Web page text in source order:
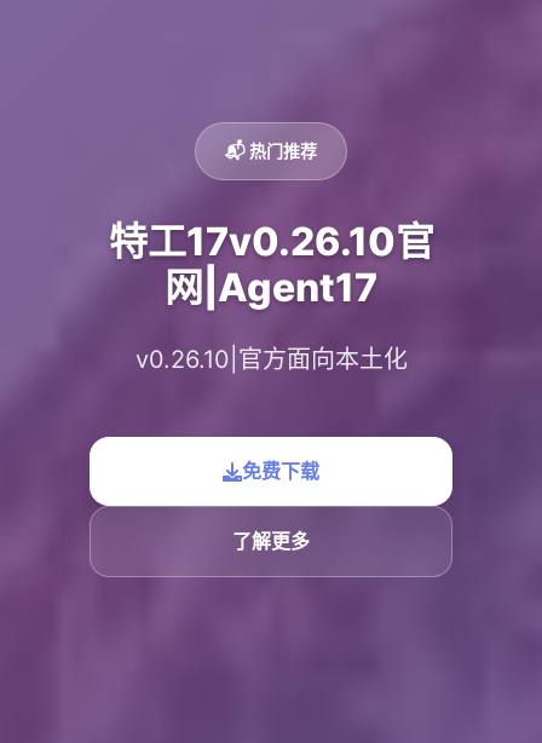
📬 热门推荐
特工17v0.26.10官
网|Agent17
v0.26.10|官方面向本土化
免费下载
了解更多